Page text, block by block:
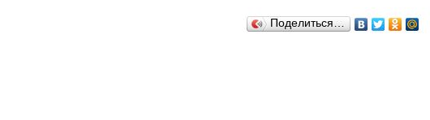
Поделиться…